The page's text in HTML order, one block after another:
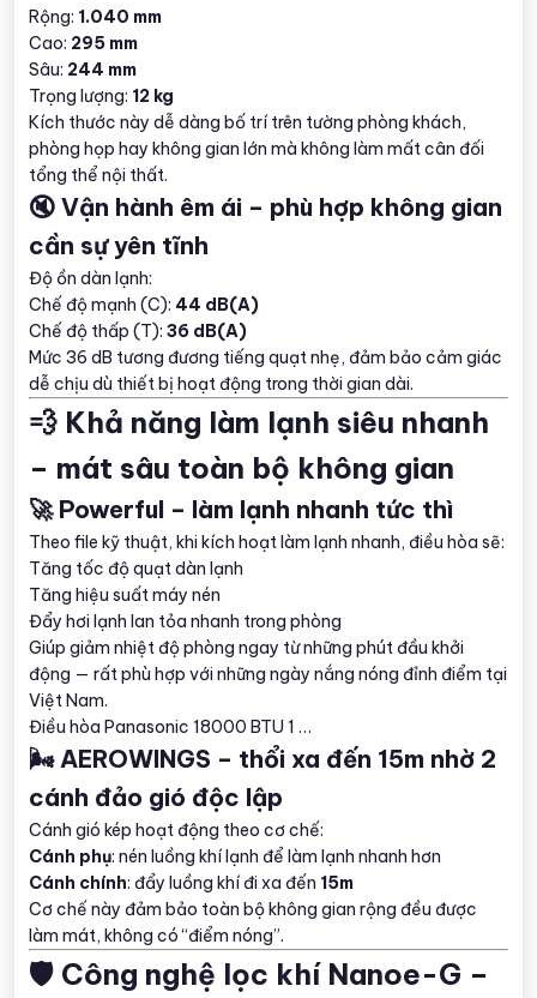
Rộng: 1.040 mm
Cao: 295 mm
Sâu: 244 mm
Trọng lượng: 12 kg
Kích thước này dễ dàng bố trí trên tường phòng khách,
phòng họp hay không gian lớn mà không làm mất cân đối
tổng thể nội thất.
🔇 Vận hành êm ái – phù hợp không gian
cần sự yên tĩnh
Độ ồn dàn lạnh:
Chế độ mạnh (C): 44 dB(A)
Chế độ thấp (T): 36 dB(A)
Mức 36 dB tương đương tiếng quạt nhẹ, đảm bảo cảm giác
dễ chịu dù thiết bị hoạt động trong thời gian dài.
💨 Khả năng làm lạnh siêu nhanh
– mát sâu toàn bộ không gian
🚀 Powerful – làm lạnh nhanh tức thì
Theo file kỹ thuật, khi kích hoạt làm lạnh nhanh, điều hòa sẽ:
Tăng tốc độ quạt dàn lạnh
Tăng hiệu suất máy nén
Đẩy hơi lạnh lan tỏa nhanh trong phòng
Giúp giảm nhiệt độ phòng ngay từ những phút đầu khởi
động — rất phù hợp với những ngày nắng nóng đỉnh điểm tại
Việt Nam.
Điều hòa Panasonic 18000 BTU 1 …
🌬️ AEROWINGS – thổi xa đến 15m nhờ 2
cánh đảo gió độc lập
Cánh gió kép hoạt động theo cơ chế:
Cánh phụ: nén luồng khí lạnh để làm lạnh nhanh hơn
Cánh chính: đẩy luồng khí đi xa đến 15m
Cơ chế này đảm bảo toàn bộ không gian rộng đều được
làm mát, không có “điểm nóng”.
🛡️ Công nghệ lọc khí Nanoe-G –